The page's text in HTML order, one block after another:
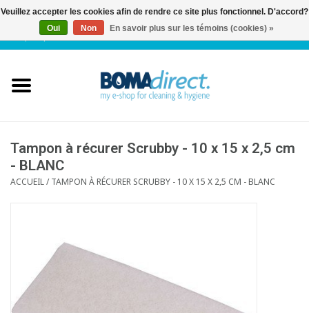
FR| 0 Articles
Service client
Blog
Tampon à récurer Scrubby - 10 x 15 x 2,5 cm
- BLANC
ACCUEIL/TAMPON À RÉCURER SCRUBBY - 10 X 15 X 2,5 CM - BLANC
Veuillez accepter les cookies afin de rendre ce site plus fonctionnel. D'accord?
Oui
Non En savoir plus sur les témoins (cookies) »